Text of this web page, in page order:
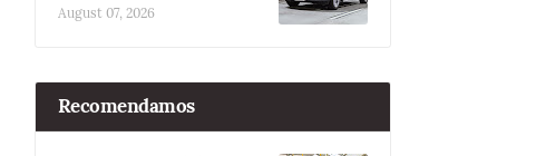
August 07, 2026
Recomendamos